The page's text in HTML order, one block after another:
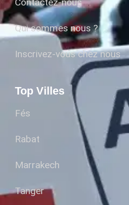
Contactez-nous
Qui sommes nous ?
Inscrivez-vous chez nous
Top Villes
Fés
Rabat
Marrakech
Tanger